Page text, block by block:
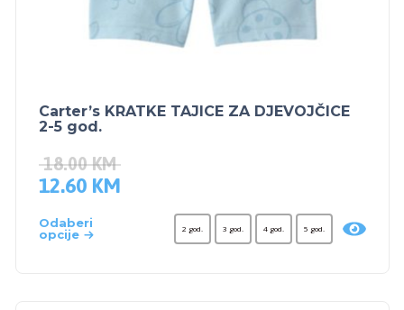
Carter’s KRATKE TAJICE ZA DJEVOJČICE
2-5 god.
18.00KM
12.60 KM
Odaberi
opcije
2 god. 3 god. 4 god. 5 god.